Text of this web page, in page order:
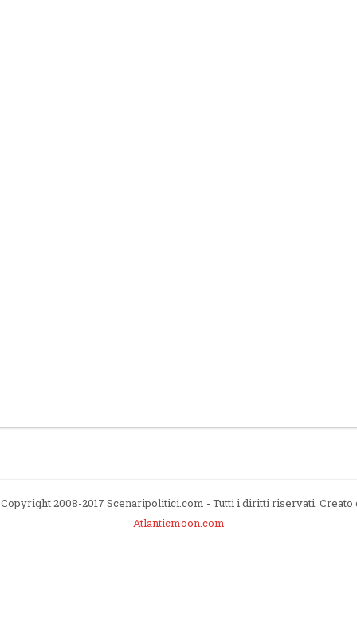
2008-2017 Scenaripolitici.com - Tutti i diritti riservati. Creato
Atlanticmoon.com